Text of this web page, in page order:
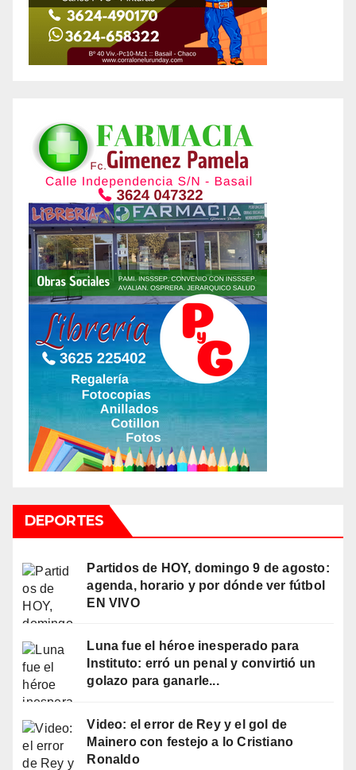
DEPORTES
Partidos de HOY, domingo 9 de agosto:
agenda, horario y por dónde ver fútbol
EN VIVO
Luna fue el héroe inesperado para
Instituto: erró un penal y convirtió un
golazo para ganarle...
Video: el error de Rey y el gol de
Mainero con festejo a lo Cristiano
Ronaldo